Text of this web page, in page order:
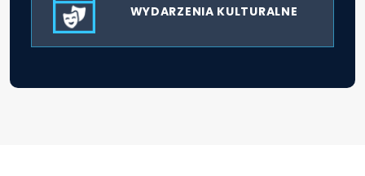
WYDARZENIA KULTURALNE